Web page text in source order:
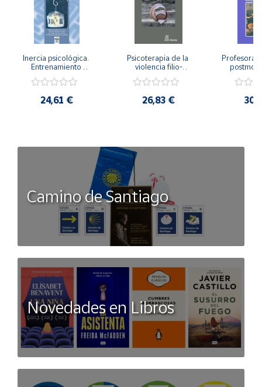
Inercia psicológica.
Entrenamiento
Igualdad de Género.
24,61 €
Psicoterapia de la
violencia filio-
secreto y la
26,83 €
Camino de Santiago
Novedades en Libros